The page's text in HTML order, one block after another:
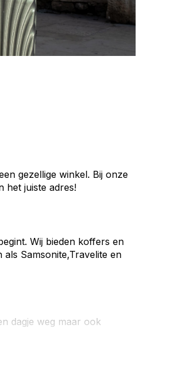
gezellige winkel. Bij onze
het juiste adres!
Wij bieden koffers en
als Samsonite,Travelite en
dagje weg maar ook